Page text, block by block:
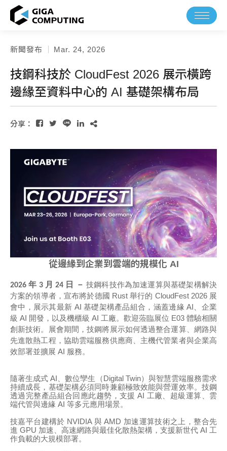
新聞發布 Mar. 24, 2026
技鋼科技於 CloudFest 2026 展示橫跨
邊緣至資料中心的 AI 基礎架構布局
分享：
從邊緣到企業到雲端的規模化 AI
2026 年 3 月 24 日 － 技鋼科技作為加速運算與基礎架構解決
方案的領導者，宣布將於德國 Rust舉行的 CloudFest 2026 展
會中，展示其最新 AI 基礎架構產品組合，涵蓋邊緣 AI 、企業
級 AI 開發，以及機櫃級 AI 工廠。歡迎蒞臨展位 E03 體驗相關
創新技術。展會期間，技鋼將展示如何透過整合運算、網路與
先進散熱工程，協助雲端服務供應商、主機代管業者與企業高
效部署並擴展 AI 服務。
隨著生成式 AI 、數位孿生（Digital Twin）與智慧雲端服務需求
持續成長，基礎架構必須同時兼顧極致效能與營運效率。技鋼
透過完整產品組合回應此趨勢，支援 AI 工廠、超級運算、雲
端代管與邊緣 AI 等多元應用場景。
技嘉平台建構於 NVIDIA 與AMD 加速運算技術之上，整合先
進 GPU 加速、高速網路與最佳化散熱架構，支援新世代 AI 工
作負載的大規模部署。
產品
關於技鋼
焦點報導
新聞發布
聯絡我們
隱私權政策